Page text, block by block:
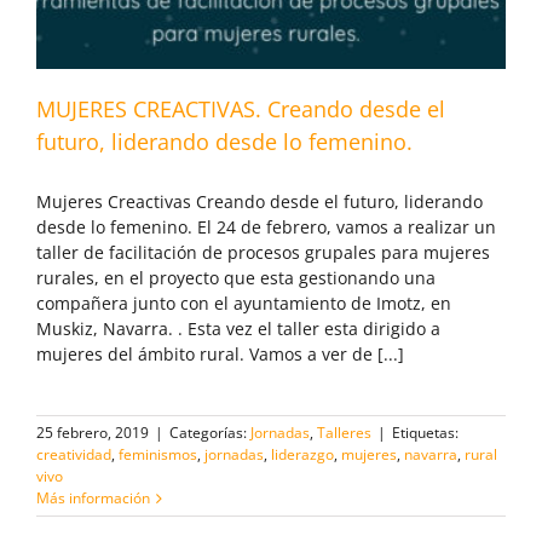
MUJERES CREACTIVAS. Creando desde el
futuro, liderando desde lo femenino.
Mujeres Creactivas Creando desde el futuro, liderando
desde lo femenino. El 24 de febrero, vamos a realizar un
taller de facilitación de procesos grupales para mujeres
rurales, en el proyecto que esta gestionando una
compañera junto con el ayuntamiento de Imotz, en
Muskiz, Navarra. . Esta vez el taller esta dirigido a
mujeres del ámbito rural. Vamos a ver de [...]
25 febrero, 2019 | Categorías: Jornadas,Talleres | Etiquetas:
creatividad,feminismos, jornadas, liderazgo, mujeres, navarra, rural
vivo
Más información